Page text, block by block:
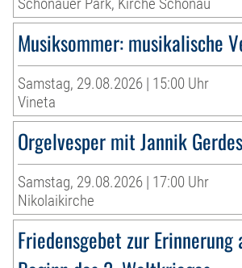
Musiksommer: musikalische
Samstag, 29.08.2026 | 15:00 Uhr
Vineta
Orgelvesper mit Jannik Gerdes
Samstag, 29.08.2026 | 17:00 Uhr
Nikolaikirche
Friedensgebet zur Erinnerung